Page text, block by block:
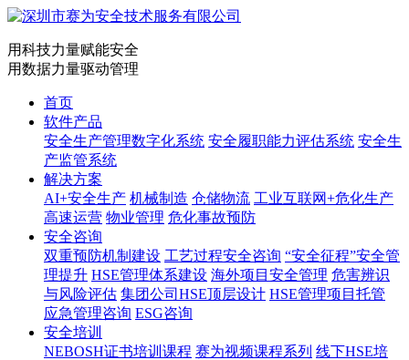
用科技力量赋能安全
用数据力量驱动管理
首页
软件产品
安全生产管理数字化系统 安全履职能力评估系统 安全生
产监管系统
解决方案
AI+安全生产 机械制造 仓储物流 工业互联网+危化生产
高速运营 物业管理 危化事故预防
安全咨询
双重预防机制建设 工艺过程安全咨询 “安全征程”安全管
理提升 HSE管理体系建设 海外项目安全管理 危害辨识
与风险评估 集团公司HSE顶层设计 HSE管理项目托管
应急管理咨询 ESG咨询
安全培训
NEBOSH证书培训课程 赛为视频课程系列 线下HSE培